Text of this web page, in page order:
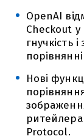
OpenAI
Checkout
гнучкість
Нові
Protocol.